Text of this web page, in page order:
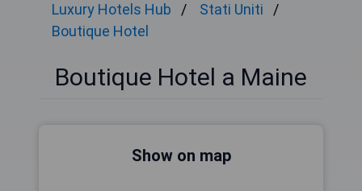
Luxury Hotels Hub
Stati Uniti
Boutique Hotel
Boutique Hotel a Maine
Show on map